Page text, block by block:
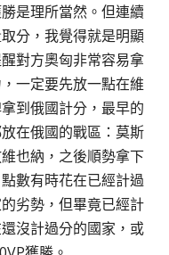
是理所當然。但連續
分，我覺得就是明顯
對方奧匈非常容易拿
一定要先放一點在維
到俄國計分，最早的
在俄國的戰區：莫斯
也納，之後順勢拿下
數有時花在已經計過
劣勢，但畢竟已經計
沒計過分的國家，或